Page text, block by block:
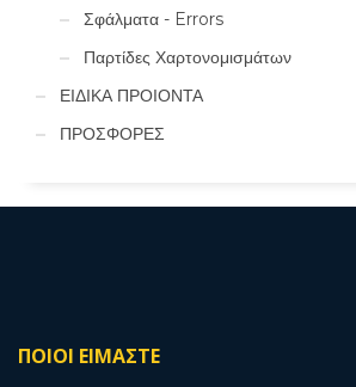
Σφάλματα - Errors
Παρτίδες Χαρτονομισμάτων
ΕΙΔΙΚΑ ΠΡΟΙΟΝΤΑ
ΠΡΟΣΦΟΡΕΣ
ΠΟΙΟΙ ΕΙΜΑΣΤΕ